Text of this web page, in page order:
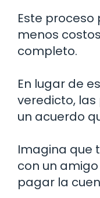
Este
menos
completo.
En lugar de
veredicto,
un acuerdo
Imagina que
con un
pagar la